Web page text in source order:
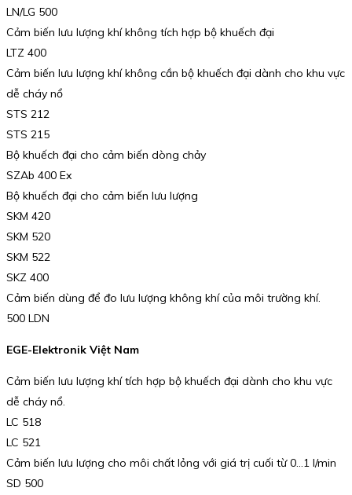
LN/LG 500
Cảm biến lưu lượng khí không tích hợp bộ khuếch đại
LTZ 400
Cảm biến lưu lượng khí không cần bộ khuếch đại dành cho khu vực
dễ cháy nổ
STS 212
STS 215
Bộ khuếch đại cho cảm biến dòng chảy
SZAb 400 Ex
Bộ khuếch đại cho cảm biến lưu lượng
SKM 420
SKM 520
SKM 522
SKZ 400
Cảm biến dùng để đo lưu lượng không khí của môi trường khí.
500 LDN
EGE-Elektronik Việt Nam
Cảm biến lưu lượng khí tích hợp bộ khuếch đại dành cho khu vực
dễ cháy nổ.
LC 518
LC 521
Cảm biến lưu lượng cho môi chất lỏng với giá trị cuối từ 0…1 l/min
SD 500